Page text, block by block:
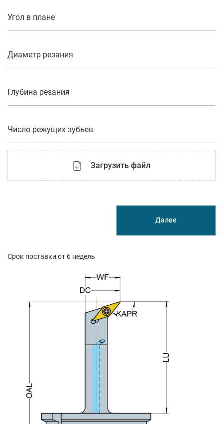
Срок поставки от 6 недель
Угол в плане
Диаметр резания
Глубина резания
Число режущих зубьев
Загрузить файл
Далее